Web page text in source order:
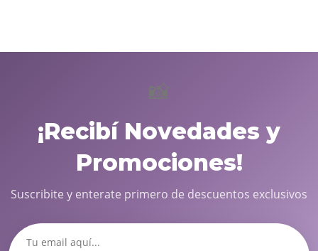
📸
¡Recibí Novedades y
Promociones!
Suscribite y enterate primero de descuentos exclusivos